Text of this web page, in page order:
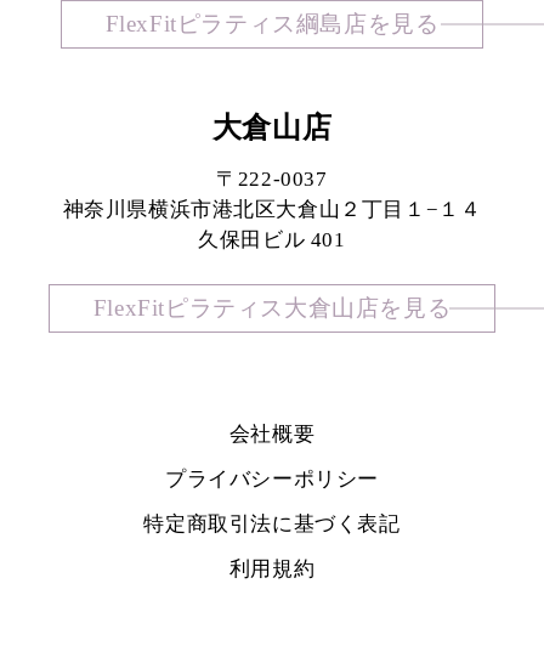
FlexFitピラティス綱島店を見る
大倉山店
〒222-0037
神奈川県横浜市港北区大倉山２丁目１−１４
久保田ビル 401
FlexFitピラティス大倉山店を見る
会社概要
プライバシーポリシー
特定商取引法に基づく表記
利用規約